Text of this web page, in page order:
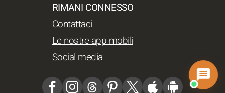
RIMANI CONNESSO
Contattaci
Le nostre app mobili
Social media